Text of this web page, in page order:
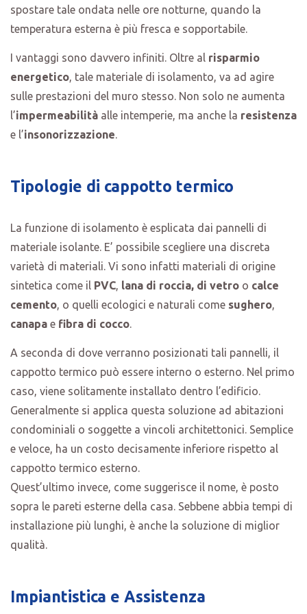
spostare tale ondata nelle ore notturne, quando la
temperatura esterna è più fresca e sopportabile.
I vantaggi sono davvero infiniti. Oltre al risparmio
energetico, tale materiale di isolamento, va ad agire
sulle prestazioni del muro stesso. Non solo ne aumenta
l’impermeabilità alle intemperie, ma anche la resistenza
e l’insonorizzazione.
Tipologie di cappotto termico
La funzione di isolamento è esplicata dai pannelli di
materiale isolante. E’ possibile scegliere una discreta
varietà di materiali. Vi sono infatti materiali di origine
sintetica come il PVC, lana di roccia, di vetro o calce
cemento, o quelli ecologici e naturali come sughero,
canapa e fibra di cocco.
A seconda di dove verranno posizionati tali pannelli, il
cappotto termico può essere interno o esterno. Nel primo
caso, viene solitamente installato dentro l’edificio.
Generalmente si applica questa soluzione ad abitazioni
condominiali o soggette a vincoli architettonici. Semplice
e veloce, ha un costo decisamente inferiore rispetto al
cappotto termico esterno.
Quest’ultimo invece, come suggerisce il nome, è posto
sopra le pareti esterne della casa. Sebbene abbia tempi di
installazione più lunghi, è anche la soluzione di miglior
qualità.
Impiantistica e Assistenza